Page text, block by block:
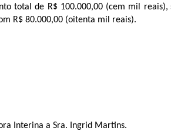
total de R$ 100.000,00 (cem mil
R$ 80.000,00 (oitenta mil reais).
Interina a Sra. Ingrid Martins.